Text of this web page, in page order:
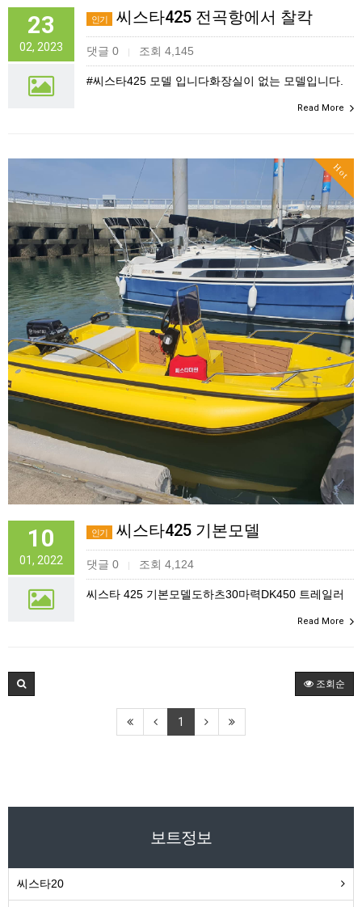
23
02, 2023
인기 씨스타425 전곡항에서 찰칵
댓글 0 | 조회 4,145
#씨스타425 모델 입니다화장실이 없는 모델입니다.
Read More
Hot
10
01, 2022
인기 씨스타425 기본모델
댓글 0 | 조회 4,124
씨스타 425 기본모델도하츠30마력DK450 트레일러
Read More
조회순
1
보트정보
씨스타20